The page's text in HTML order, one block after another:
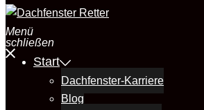
Menü
schließen
Start
Dachfenster-Karriere
Blog